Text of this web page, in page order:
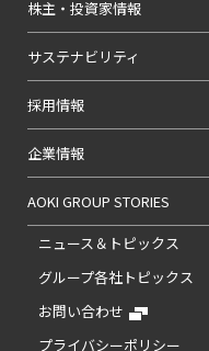
株主・投資家情報
サステナビリティ
採用情報
企業情報
AOKI GROUP STORIES
ニュース＆トピックス
グループ各社トピックス
お問い合わせ
プライバシーポリシー